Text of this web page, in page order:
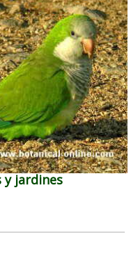
y jardines